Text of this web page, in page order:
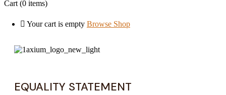
Cart (0 items)
Your cart is empty Browse Shop
EQUALITY STATEMENT